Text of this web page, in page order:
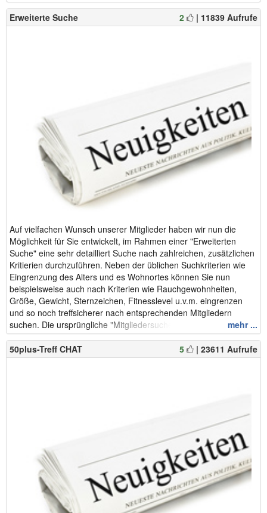
Erweiterte Suche 2 | 11839 Aufrufe
Auf vielfachen Wunsch unserer Mitglieder haben wir nun die
Möglichkeit für Sie entwickelt, im Rahmen einer "Erweiterten
Suche" eine sehr detailliert Suche nach zahlreichen, zusätzlichen
Kritierien durchzuführen. Neben der üblichen Suchkriterien wie
Eingrenzung des Alters und es Wohnortes können Sie nun
beispielsweise auch nach Kriterien wie Rauchgewohnheiten,
Größe, Gewicht, Sternzeichen, Fitnesslevel u.v.m. eingrenzen
und so noch treffsicherer nach entsprechenden Mitgliedern
suchen. Die ursprüngliche "Mitgliedersuche" haben wir...
mehr ...
50plus-Treff CHAT 5 | 23611 Aufrufe